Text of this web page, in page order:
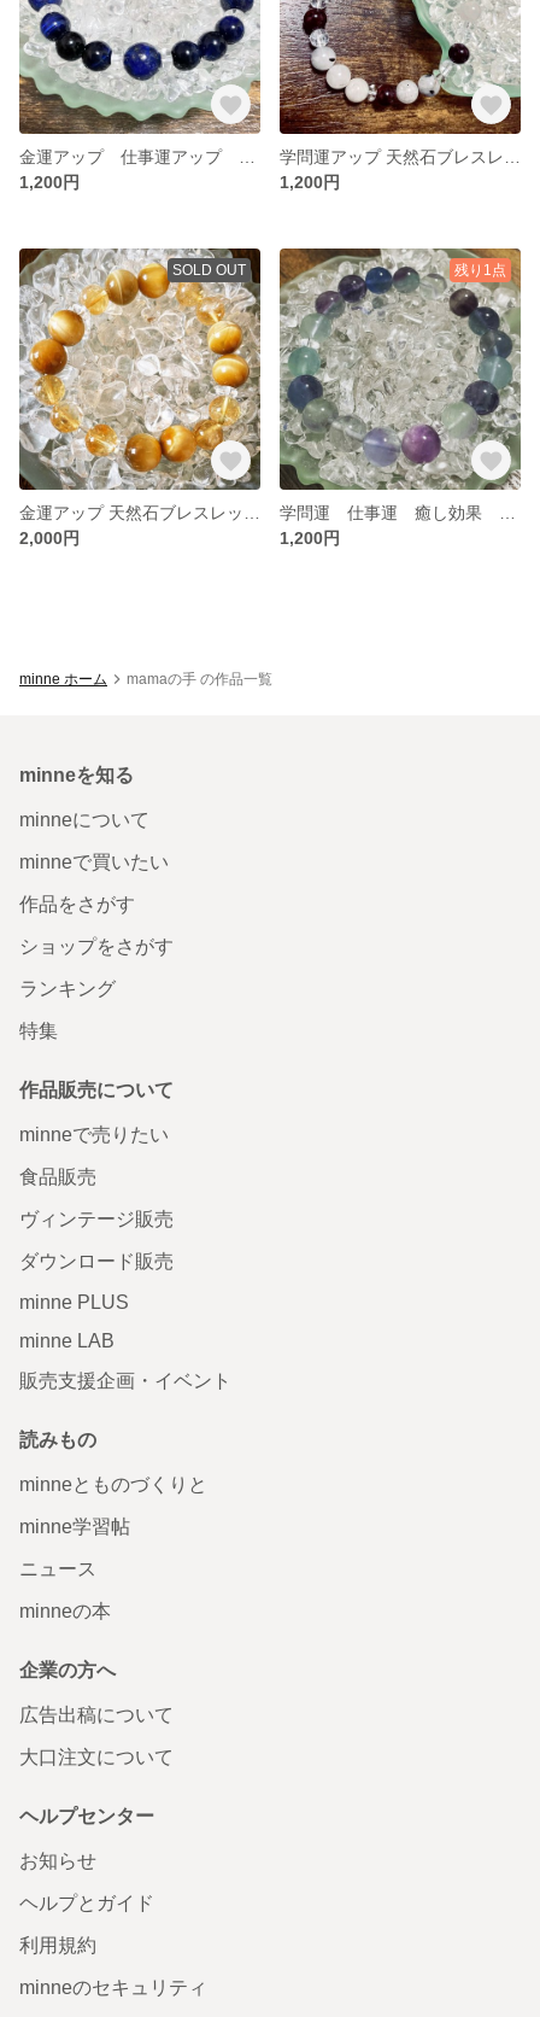
1,200円
1,200円
SOLD OUT
2,000円
残り1点
1,200円
minne ホーム mamaの手 の作品一覧
minneを知る
minneについて
minneで買いたい
作品をさがす
ショップをさがす
ランキング
特集
作品販売について
minneで売りたい
食品販売
ヴィンテージ販売
ダウンロード販売
minne PLUS
minne LAB
販売支援企画・イベント
読みもの
minneとものづくりと
minne学習帖
ニュース
minneの本
企業の方へ
広告出稿について
大口注文について
ヘルプセンター
お知らせ
ヘルプとガイド
利用規約
minneのセキュリティ